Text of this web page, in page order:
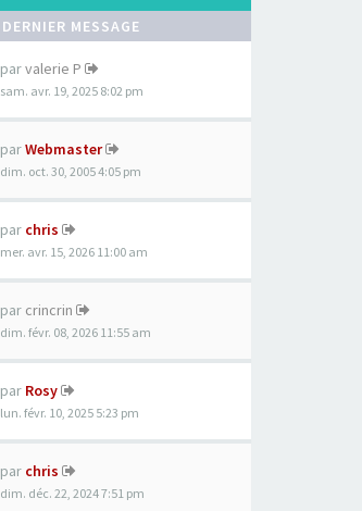
DERNIER MESSAGE
parvalerie P
sam. avr. 19, 2025 8:02 pm
parWebmaster
dim. oct. 30, 2005 4:05 pm
par chris
mer. avr. 15, 2026 11:00 am
par crincrin
dim. févr. 08, 2026 11:55 am
par Rosy
lun. févr. 10, 2025 5:23 pm
par chris
dim. déc. 22, 2024 7:51 pm